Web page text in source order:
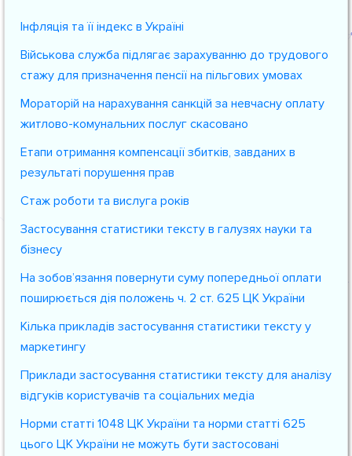
Інфляція та її індекс в Україні
Військова служба підлягає зарахуванню до трудового
стажу для призначення пенсії на пільгових умовах
Мораторій на нарахування санкцій за невчасну оплату
житлово-комунальних послуг скасовано
Етапи отримання компенсації збитків, завданих в
результаті порушення прав
Стаж роботи та вислуга років
Застосування статистики тексту в галузях науки та
бізнесу
На зобов’язання повернути суму попередньої оплати
поширюється дія положень ч. 2 ст. 625 ЦК України
Кілька прикладів застосування статистики тексту у
маркетингу
Приклади застосування статистики тексту для аналізу
відгуків користувачів та соціальних медіа
Норми статті 1048 ЦК України та норми статті 625
цього ЦК України не можуть бути застосовані